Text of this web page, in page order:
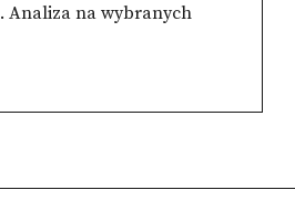
Analiza na wybranych